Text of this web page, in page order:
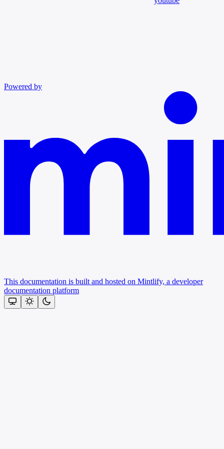
Powered by
This documentation is built and hosted on Mintlify, a developer
documentation platform